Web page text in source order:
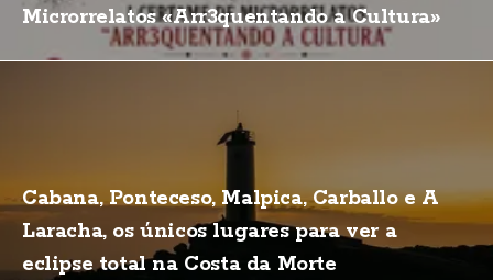
Microrrelatos «Arr3quentando a Cultura»
Cabana, Ponteceso, Malpica, Carballo e A
Laracha, os únicos lugares para ver a
eclipse total na Costa da Morte